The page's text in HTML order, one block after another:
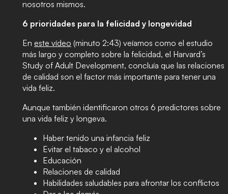
nosotros mismos.
6 prioridades para la felicidad y longevidad
En este vídeo (minuto 2:43) veíamos como el estudio
más largo y completo sobre la felicidad, el Harvard’s
Study of Adult Development, concluía que las relaciones
de calidad son el factor más importante para tener una
vida feliz.
Aunque también identificaron otros 6 predictores sobre
una vida feliz y longeva.
Haber tenido una infancia feliz
Evitar el tabaco y el alcohol
Educación
Relaciones de calidad
Habilidades saludables para afrontar los conflictos